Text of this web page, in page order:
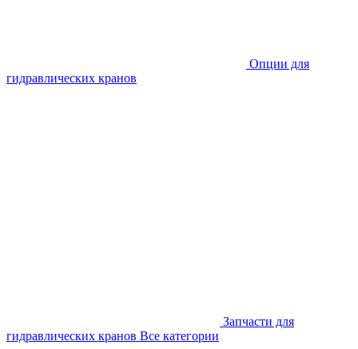
Опции для
гидравлических кранов
Запчасти для
гидравлических кранов Все категории